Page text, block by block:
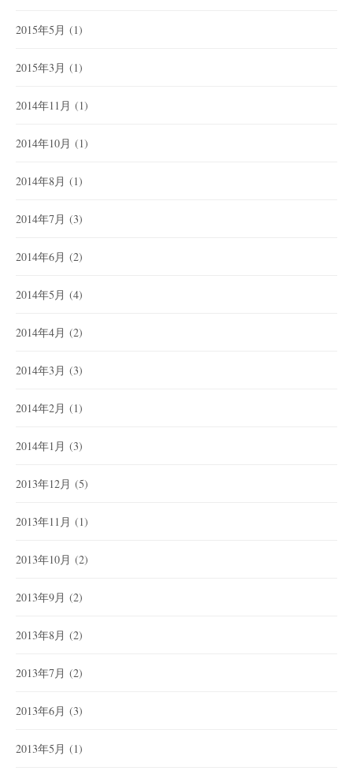
2015年5月 (1)
2015年3月 (1)
2014年11月 (1)
2014年10月 (1)
2014年8月 (1)
2014年7月 (3)
2014年6月 (2)
2014年5月 (4)
2014年4月 (2)
2014年3月 (3)
2014年2月 (1)
2014年1月 (3)
2013年12月 (5)
2013年11月 (1)
2013年10月 (2)
2013年9月 (2)
2013年8月 (2)
2013年7月 (2)
2013年6月 (3)
2013年5月 (1)